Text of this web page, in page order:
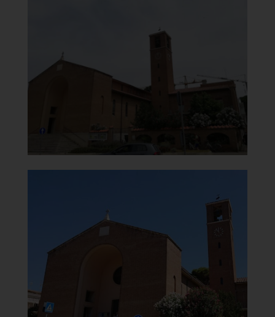
Clicca per ingrandire
Chiesa di San Rocco e della
Beata Vergine del Carmine
Torre campanaria
Clicca per ingrandire